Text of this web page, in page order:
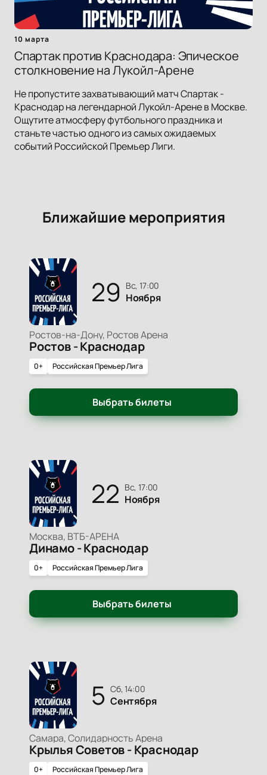
10 марта
Спартак против Краснодара: Эпическое
столкновение на Лукойл-Арене
Не пропустите захватывающий матч Спартак -
Краснодар на легендарной Лукойл-Арене в Москве.
Ощутите атмосферу футбольного праздника и
станьте частью одного из самых ожидаемых
событий Российской Премьер Лиги.
Ближайшие мероприятия
29 вс, 17:00
Ноября
Ростов-на-Дону, Ростов Арена
Ростов - Краснодар
0+ Российская Премьер Лига
Выбрать билеты
22 вс, 17:00
Ноября
Москва, ВТБ-АРЕНА
Динамо - Краснодар
0+ Российская Премьер Лига
Выбрать билеты
5 сб, 14:00
Сентября
Самара, Солидарность Арена
Крылья Советов - Краснодар
0+ Российская Премьер Лига